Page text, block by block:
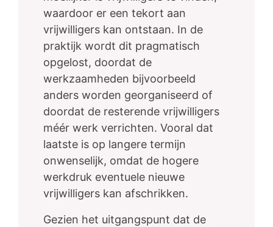
waardoor er een tekort aan
vrijwilligers kan ontstaan. In de
praktijk wordt dit pragmatisch
opgelost, doordat de
werkzaamheden bijvoorbeeld
anders worden georganiseerd of
doordat de resterende vrijwilligers
méér werk verrichten. Vooral dat
laatste is op langere termijn
onwenselijk, omdat de hogere
werkdruk eventuele nieuwe
vrijwilligers kan afschrikken.
Gezien het uitgangspunt dat de